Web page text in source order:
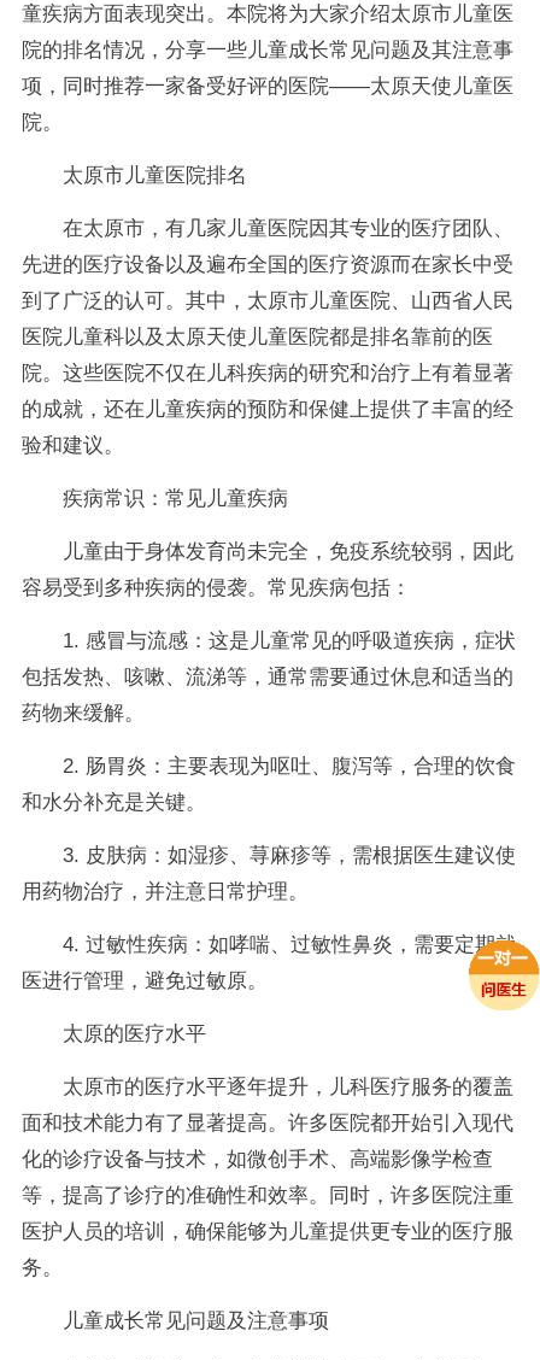
童疾病方面表现突出。本院将为大家介绍太原市儿童医
院的排名情况，分享一些儿童成长常见问题及其注意事
项，同时推荐一家备受好评的医院——太原天使儿童医
院。
太原市儿童医院排名
在太原市，有几家儿童医院因其专业的医疗团队、
先进的医疗设备以及遍布全国的医疗资源而在家长中受
到了广泛的认可。其中，太原市儿童医院、山西省人民
医院儿童科以及太原天使儿童医院都是排名靠前的医
院。这些医院不仅在儿科疾病的研究和治疗上有着显著
的成就，还在儿童疾病的预防和保健上提供了丰富的经
验和建议。
疾病常识：常见儿童疾病
儿童由于身体发育尚未完全，免疫系统较弱，因此
容易受到多种疾病的侵袭。常见疾病包括：
1. 感冒与流感：这是儿童常见的呼吸道疾病，症状
包括发热、咳嗽、流涕等，通常需要通过休息和适当的
药物来缓解。
2. 肠胃炎：主要表现为呕吐、腹泻等，合理的饮食
和水分补充是关键。
3. 皮肤病：如湿疹、荨麻疹等，需根据医生建议使
用药物治疗，并注意日常护理。
4. 过敏性疾病：如哮喘、过敏性鼻炎，需要定期就
医进行管理，避免过敏原。
太原的医疗水平
太原市的医疗水平逐年提升，儿科医疗服务的覆盖
面和技术能力有了显著提高。许多医院都开始引入现代
化的诊疗设备与技术，如微创手术、高端影像学检查
等，提高了诊疗的准确性和效率。同时，许多医院注重
医护人员的培训，确保能够为儿童提供更专业的医疗服
务。
儿童成长常见问题及注意事项